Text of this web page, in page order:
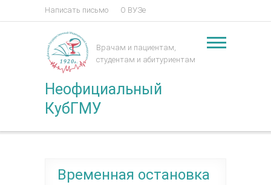
Написать письмо О ВУЗе
Неофициальный
КубГМУ
Врачам и пациентам,
студентам и абитуриентам
Временная остановка